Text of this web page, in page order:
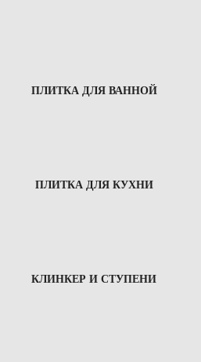
ПЛИТКА ДЛЯ ВАННОЙ
ПЛИТКА ДЛЯ КУХНИ
КЛИНКЕР И СТУПЕНИ